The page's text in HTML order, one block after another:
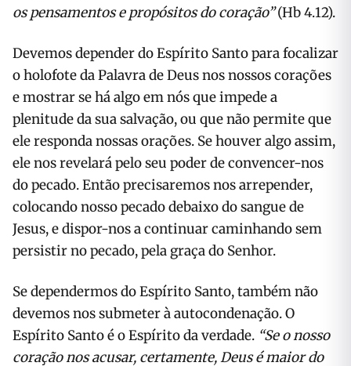
os pensamentos e propósitos do coração”(Hb 4.12).
Devemos depender do Espírito Santo para focalizar
o holofote da Palavra de Deus nos nossos corações
e mostrar se há algo em nós que impede a
plenitude da sua salvação, ou que não permite que
ele responda nossas orações. Se houver algo assim,
ele nos revelará pelo seu poder de convencer-nos
do pecado. Então precisaremos nos arrepender,
colocando nosso pecado debaixo do sangue de
Jesus, e dispor-nos a continuar caminhando sem
persistir no pecado, pela graça do Senhor.
Se dependermos do Espírito Santo, também não
devemos nos submeter à autocondenação. O
Espírito Santo é o Espírito da verdade. “Se o nosso
coração nos acusar, certamente, Deus é maior do